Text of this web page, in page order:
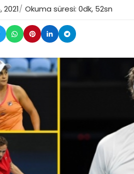
Okuma süresi: 0dk, 52sn